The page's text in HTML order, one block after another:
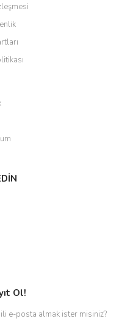
Ol!
e-posta almak ister misiniz?